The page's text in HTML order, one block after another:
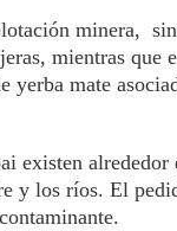
minera,
mientras que
yerba mate
existen
y los ríos. El